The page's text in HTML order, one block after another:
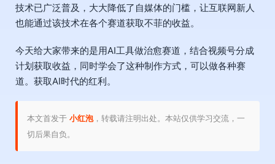
技术已广泛普及，大大降低了自媒体的门槛，让互联网新人
也能通过该技术在各个赛道获取不菲的收益。
今天给大家带来的是用AI工具做治愈赛道，结合视频号分成
计划获取收益，同时学会了这种制作方式，可以做各种赛
道。获取AI时代的红利。
本文首发于 小红泡，转载请注明出处。本站仅供学习交流，一
切后果自负。